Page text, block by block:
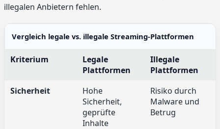
illegalen Anbietern fehlen.
Vergleich legale vs. illegale Streaming-Plattformen
Kriterium
Legale
Plattformen
Illegale
Plattformen
Sicherheit
Hohe
Sicherheit,
geprüfte
Inhalte
Risiko durch
Malware und
Betrug